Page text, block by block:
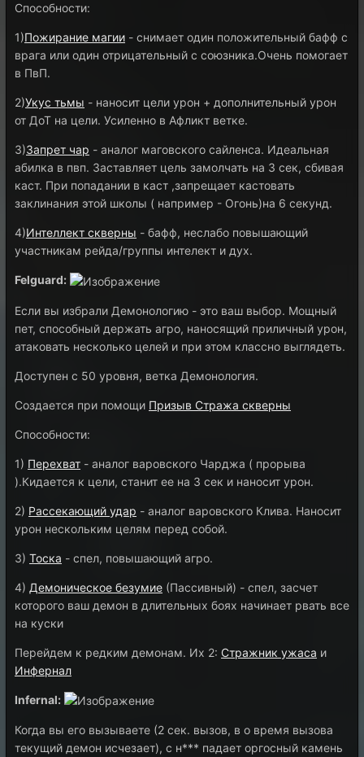
Способности:
1)Пожирание магии - снимает один положительный бафф с
врага или один отрицательный с союзника.Очень помогает
в ПвП.
2)Укус тьмы - наносит цели урон + дополнительный урон
от ДоТ на цели. Усиленно в Афликт ветке.
3)Запрет чар - аналог маговского сайленса. Идеальная
абилка в пвп. Заставляет цель замолчать на 3 сек, сбивая
каст. При попадании в каст ,запрещает кастовать
заклинания этой школы ( например - Огонь)на 6 секунд.
4)Интеллект скверны - бафф, неслабо повышающий
участникам рейда/группы интелект и дух.
Felguard:
Если вы избрали Демонологию - это ваш выбор. Мощный
пет, способный держать агро, наносящий приличный урон,
атаковать несколько целей и при этом классно выглядеть.
Доступен с 50 уровня, ветка Демонология.
Создается при помощи Призыв Стража скверны
Способности:
1) Перехват - аналог варовского Чарджа ( прорыва
).Кидается к цели, станит ее на 3 сек и наносит урон.
2) Рассекающий удар - аналог варовского Клива. Наносит
урон нескольким целям перед собой.
3) Тоска - спел, повышающий агро.
4) Демоническое безумие (Пассивный) - спел, засчет
которого ваш демон в длительных боях начинает рвать все
на куски
Перейдем к редким демонам. Их 2: Стражник ужаса и
Инфернал
Infernal:
Когда вы его вызываете (2 сек. вызов, в о время вызова
текущий демон исчезает), с н*** падает оргосный камень